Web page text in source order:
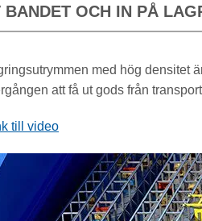
BANDET OCH IN PÅ
med hög densitet
att få ut gods från
till video